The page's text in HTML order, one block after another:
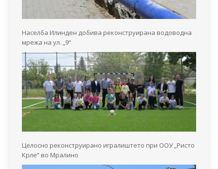
Населба Илинден добива реконструирана водоводна
мрежа на ул. „9“
Целосно реконструирано игралиштето при ООУ „Ристо
Крле“ во Мралино